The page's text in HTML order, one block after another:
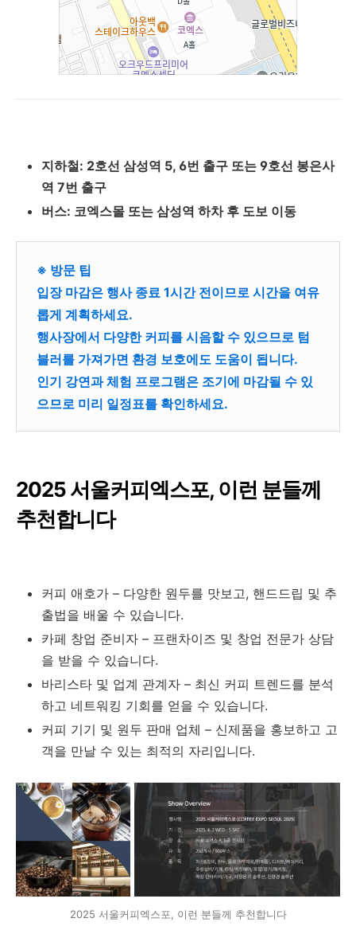
지하철: 2호선 삼성역 5, 6번 출구 또는 9호선 봉은사
역 7번 출구
버스: 코엑스몰 또는 삼성역 하차 후 도보 이동
※ 방문 팁
입장 마감은 행사 종료 1시간 전이므로 시간을 여유
롭게 계획하세요.
행사장에서 다양한 커피를 시음할 수 있으므로 텀
블러를 가져가면 환경 보호에도 도움이 됩니다.
인기 강연과 체험 프로그램은 조기에 마감될 수 있
으므로 미리 일정표를 확인하세요.
2025 서울커피엑스포, 이런 분들께
추천합니다
커피 애호가 – 다양한 원두를 맛보고, 핸드드립 및 추
출법을 배울 수 있습니다.
카페 창업 준비자 – 프랜차이즈 및 창업 전문가 상담
을 받을 수 있습니다.
바리스타 및 업계 관계자 – 최신 커피 트렌드를 분석
하고 네트워킹 기회를 얻을 수 있습니다.
커피 기기 및 원두 판매 업체 – 신제품을 홍보하고 고
객을 만날 수 있는 최적의 자리입니다.
2025 서울커피엑스포, 이런 분들께 추천합니다